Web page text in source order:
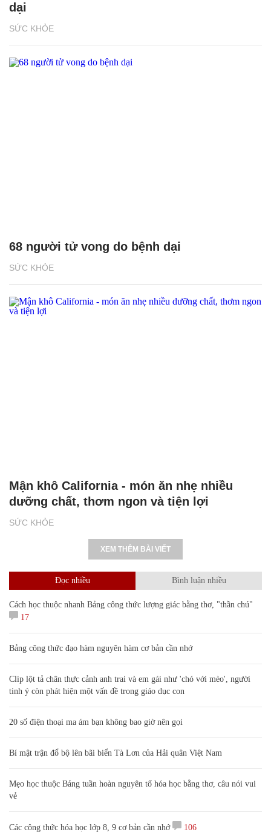
SỨC KHỎE
dại
SỨC KHỎE
68 người tử vong do bệnh dại
SỨC KHỎE
Mận khô California - món ăn nhẹ nhiều
dưỡng chất, thơm ngon và tiện lợi
XEM THÊM BÀI VIẾT
Đọc nhiều Bình luận nhiều
Cách học thuộc nhanh Bảng công thức lượng giác bằng thơ, "thần chú"
17
Bảng công thức đạo hàm nguyên hàm cơ bản cần nhớ
Clip lột tả chân thực cảnh anh trai và em gái như 'chó với mèo', người
tinh ý còn phát hiện một vấn đề trong giáo dục con
20 số điện thoại ma ám bạn không bao giờ nên gọi
Bí mật trận đổ bộ lên bãi biển Tà Lơn của Hải quân Việt Nam
Mẹo học thuộc Bảng tuần hoàn nguyên tố hóa học bằng thơ, câu nói vui
vẻ
Các công thức hóa học lớp 8, 9 cơ bản cần nhớ 106